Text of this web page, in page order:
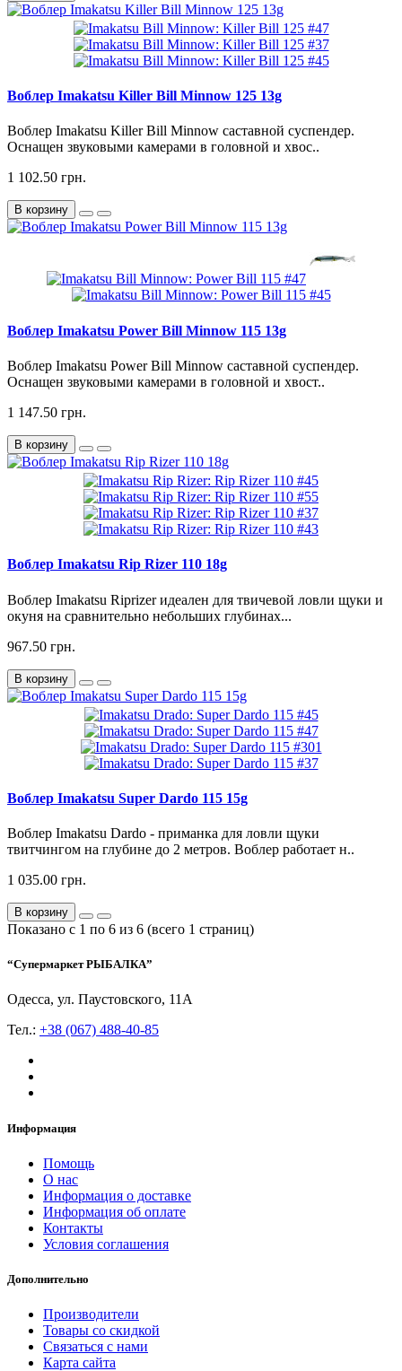
Воблер Imakatsu Killer Bill Minnow 125 13g
Воблер Imakatsu Killer Bill Minnow саставной суспендер.
Оснащен звуковыми камерами в головной и хвос..
1 102.50 грн.
В корзину
Воблер Imakatsu Power Bill Minnow 115 13g
Воблер Imakatsu Power Bill Minnow саставной суспендер.
Оснащен звуковыми камерами в головной и хвост..
1 147.50 грн.
В корзину
Воблер Imakatsu Rip Rizer 110 18g
Воблер Imakatsu Riprizer идеален для твичевой ловли щуки и
окуня на сравнительно небольших глубинах...
967.50 грн.
В корзину
Воблер Imakatsu Super Dardo 115 15g
Воблер Imakatsu Dardo - приманка для ловли щуки
твитчингом на глубине до 2 метров. Воблер работает н..
1 035.00 грн.
В корзину
Показано с 1 по 6 из 6 (всего 1 страниц)
“Супермаркет РЫБАЛКА”
Одесса, ул. Паустовского, 11А
Тел.: +38 (067) 488-40-85
Информация
Помощь
О нас
Информация о доставке
Информация об оплате
Контакты
Условия соглашения
Дополнительно
Производители
Товары со скидкой
Связаться с нами
Карта сайта